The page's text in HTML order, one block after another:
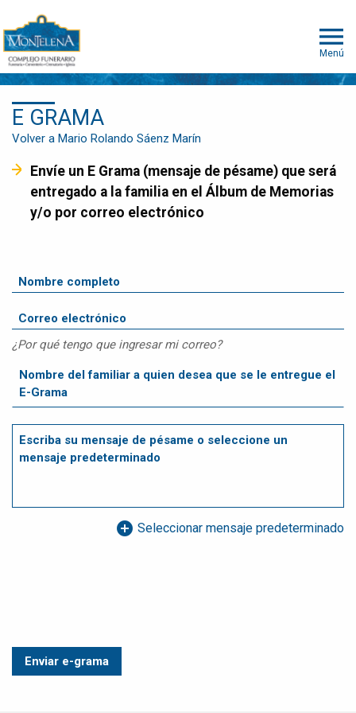
Menú
E GRAMA
Volver a Mario Rolando Sáenz Marín
Envíe un E Grama (mensaje de pésame) que será
entregado a la familia en el Álbum de Memorias
y/o por correo electrónico
¿Por qué tengo que ingresar mi correo?
add_circle Seleccionar mensaje predeterminado